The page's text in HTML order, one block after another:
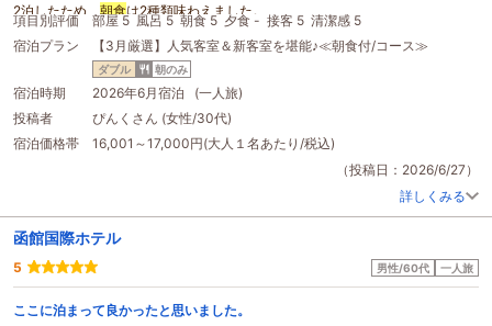
2泊したため、 朝食は2種類味わえました。
バイキングでの朝食 と、限定50人の囲炉裏 朝食 です。
どちらも朝から海鮮丼が食べられるなんて贅沢！
バイキングは朝一から行くことをおすすめします。
朝一だとすんなり入れましたが、帰りの8:00台ではロビーに行列が出来ていま
した。
囲炉裏
は、初めての経験で個室でゆっくりと味わえました。(5.6人の場合
は個室ではなさそうでした)カートで運ばれてくる朝食
温泉ではぷかり湯という、力を抜くとふわっと体が浮く露天風呂があります。
函館山や金森赤レンガ倉庫、そして海という景色もみられておすすめです。と
ても気に入り、3日間で6回入りました。
私はセンチュリーマリーナ函館にして本当によかったです。
迷われている方は、一度行ってみてください！
項目別評価 部屋 5 風呂 5 朝食 5 夕食 - 接客 5 清潔感 5
宿泊プラン
【3月厳選】人気客室＆新客室を堪能♪≪朝食付/コース≫
ダブル 朝のみ
宿泊時期
2026年6月宿泊 (一人旅)
投稿者
ぴんくさん (女性/30代)
宿泊価格帯
16,001～17,000円(大人１名あたり/税込)
（投稿日：2026/6/27）
詳しくみる
函館国際ホテル
5 男性/60代 一人旅
ここに泊まって良かったと思いました。